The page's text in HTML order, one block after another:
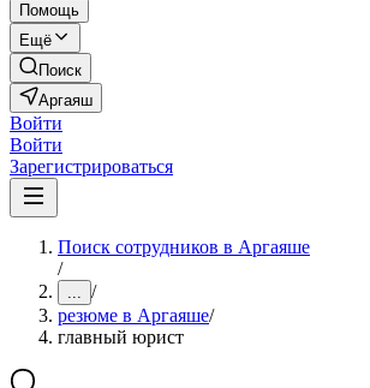
Помощь
Ещё
Поиск
Аргаяш
Войти
Войти
Зарегистрироваться
Поиск сотрудников в Аргаяше
/
... /
резюме в Аргаяше/
главный юрист